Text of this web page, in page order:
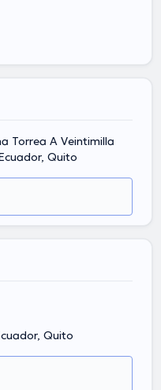
Torrea A Veintimilla
Quito
Quito